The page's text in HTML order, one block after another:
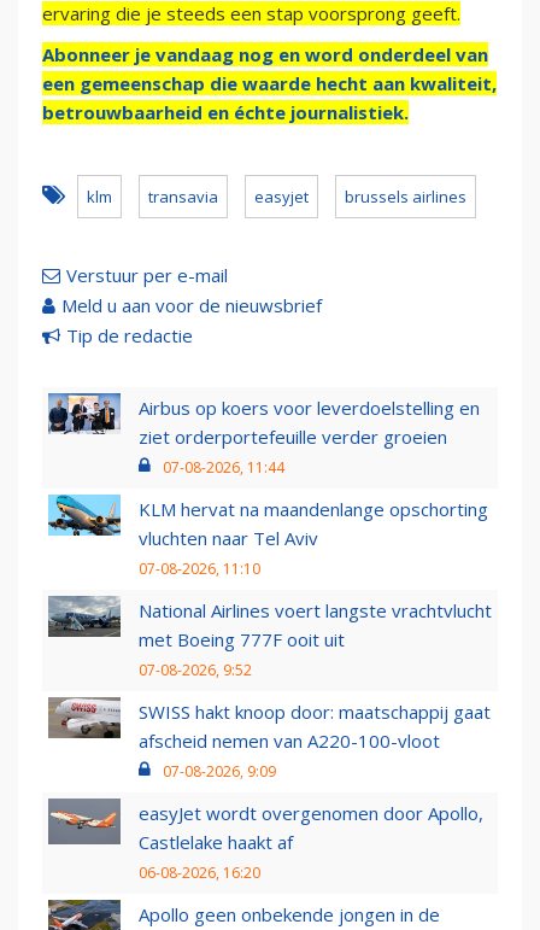
ervaring die je steeds een stap voorsprong geeft.
Abonneer je vandaag nog en word onderdeel van
een gemeenschap die waarde hecht aan kwaliteit,
betrouwbaarheid en échte journalistiek.
klm transavia easyjet brussels airlines
Verstuur per e-mail
Meld u aan voor de nieuwsbrief
Tip de redactie
Airbus op koers voor leverdoelstelling en
ziet orderportefeuille verder groeien
07-08-2026, 11:44
KLM hervat na maandenlange opschorting
vluchten naar Tel Aviv
07-08-2026, 11:10
National Airlines voert langste vrachtvlucht
met Boeing 777F ooit uit
07-08-2026, 9:52
SWISS hakt knoop door: maatschappij gaat
afscheid nemen van A220-100-vloot
07-08-2026, 9:09
easyJet wordt overgenomen door Apollo,
Castlelake haakt af
06-08-2026, 16:20
Apollo geen onbekende jongen in de